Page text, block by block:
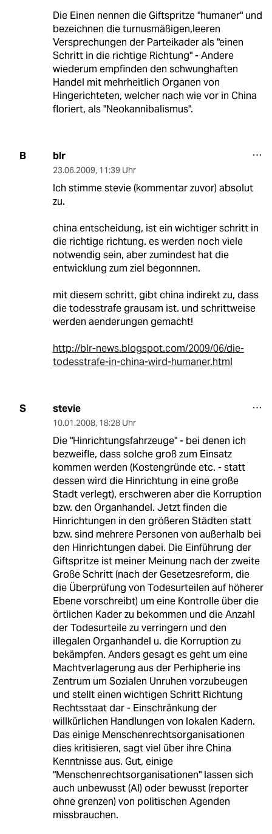
Die Einen nennen die Giftspritze "humaner" und
bezeichnen die turnusmäßigen,leeren
Versprechungen der Parteikader als "einen
Schritt in die richtige Richtung" - Andere
wiederum empfinden den schwunghaften
Handel mit mehrheitlich Organen von
Hingerichteten, welcher nach wie vor in China
floriert, als "Neokannibalismus".
B blr
23.06.2009, 11:39 Uhr
Ich stimme stevie (kommentar zuvor) absolut
zu.
china entscheidung, ist ein wichtiger schritt in
die richtige richtung. es werden noch viele
notwendig sein, aber zumindest hat die
entwicklung zum ziel begonnnen.
mit diesem schritt, gibt china indirekt zu, dass
die todesstrafe grausam ist. und schrittweise
werden aenderungen gemacht!
http://blr-news.blogspot.com/2009/06/die-
todesstrafe-in-china-wird-humaner.html
S stevie
10.01.2008, 18:28 Uhr
Die "Hinrichtungsfahrzeuge" - bei denen ich
bezweifle, dass solche groß zum Einsatz
kommen werden (Kostengründe etc. - statt
dessen wird die Hinrichtung in eine große
Stadt verlegt), erschweren aber die Korruption
bzw. den Organhandel. Jetzt finden die
Hinrichtungen in den größeren Städten statt
bzw. sind mehrere Personen von außerhalb bei
den Hinrichtungen dabei. Die Einführung der
Giftspritze ist meiner Meinung nach der zweite
Große Schritt (nach der Gesetzesreform, die
die Überprüfung von Todesurteilen auf höherer
Ebene vorschreibt) um eine Kontrolle über die
örtlichen Kader zu bekommen und die Anzahl
der Todesurteile zu verringern und den
illegalen Organhandel u. die Korruption zu
bekämpfen. Anders gesagt es geht um eine
Machtverlagerung aus der Perhipherie ins
Zentrum um Sozialen Unruhen vorzubeugen
und stellt einen wichtigen Schritt Richtung
Rechtsstaat dar - Einschränkung der
willkürlichen Handlungen von lokalen Kadern.
Das einige Menschenrechtsorganisationen
dies kritisieren, sagt viel über ihre China
Kenntnisse aus. Gut, einige
"Menschenrechtsorganisationen" lassen sich
auch unbewusst (AI) oder bewusst (reporter
ohne grenzen) von politischen Agenden
missbrauchen.